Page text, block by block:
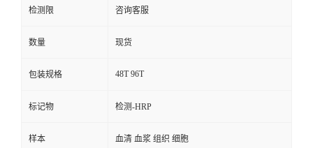
检测限 咨询客服
数量 现货
包装规格 48T 96T
标记物 检测-HRP
样本 血清 血浆 组织 细胞